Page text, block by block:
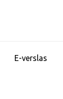
E-verslas